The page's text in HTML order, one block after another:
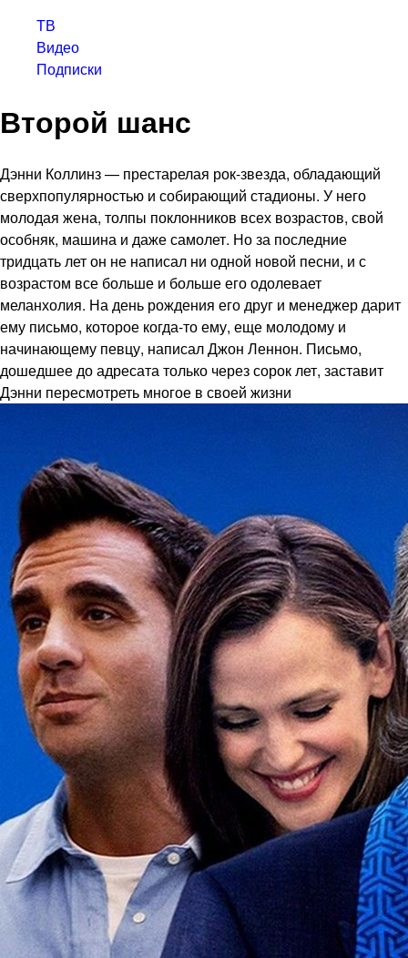
ТВ
Видео
Подписки
Второй шанс
Дэнни Коллинз — престарелая рок-звезда, обладающий
сверхпопулярностью и собирающий стадионы. У него
молодая жена, толпы поклонников всех возрастов, свой
особняк, машина и даже самолет. Но за последние
тридцать лет он не написал ни одной новой песни, и с
возрастом все больше и больше его одолевает
меланхолия. На день рождения его друг и менеджер дарит
ему письмо, которое когда-то ему, еще молодому и
начинающему певцу, написал Джон Леннон. Письмо,
дошедшее до адресата только через сорок лет, заставит
Дэнни пересмотреть многое в своей жизни